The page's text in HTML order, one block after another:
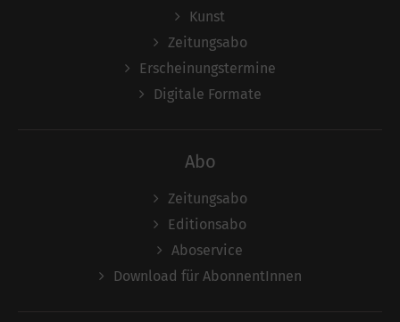
Kunst
Zeitungsabo
Erscheinungstermine
Digitale Formate
Abo
Zeitungsabo
Editionsabo
Aboservice
Download für AbonnentInnen